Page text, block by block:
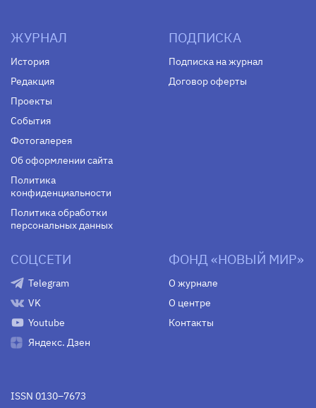
ЖУРНАЛ
История
Редакция
Проекты
События
Фотогалерея
Об оформлении сайта
Политика
конфиденциальности
Политика обработки
персональных данных
ПОДПИСКА
Подписка на журнал
Договор оферты
СОЦСЕТИ
Telegram
VK
Youtube
Яндекс. Дзен
ФОНД «НОВЫЙ МИР»
О журнале
О центре
Контакты
ISSN 0130–7673